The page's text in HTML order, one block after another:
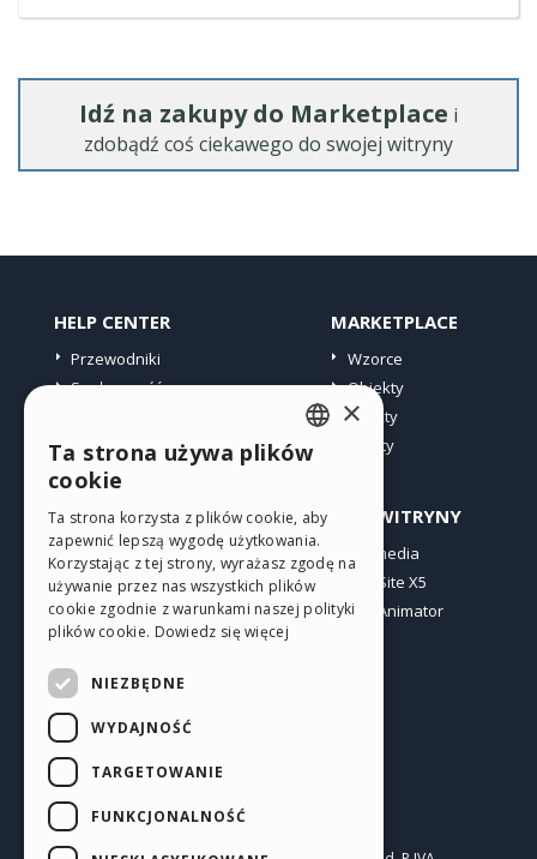
Idź na zakupy do Marketplace i
zdobądź coś ciekawego do swojej witryny
HELP CENTER
Przewodniki
Społeczność
MARKETPLACE
Wzorce
Obiekty
Punkty
Oferty
PROFIL
Moje wpisy
Moje licencje
Pobieranie
Web hosting
INNE WITRYNY
Incomedia
WebSite X5
WebAnimator
Polski
ENGLISH
GERMAN
SPANISH
PORTUGUESE
×
Ta strona używa plików
cookie
Ta strona korzysta z plików cookie, aby
zapewnić lepszą wygodę użytkowania.
Korzystając z tej strony, wyrażasz zgodę na
używanie przez nas wszystkich plików
cookie zgodnie z warunkami naszej polityki
plików cookie. Dowiedz się więcej
NIEZBĘDNE
WYDAJNOŚĆ
TARGETOWANIE
FUNKCJONALNOŚĆ